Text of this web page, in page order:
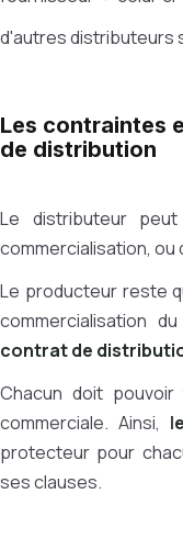
d'autres distributeurs
Les contraintes
de distribution
Le distributeur
commercialisation, ou
Le producteur reste
commercialisation
contrat de
Chacun doit
commerciale. Ainsi, l
protecteur pour
ses clauses.